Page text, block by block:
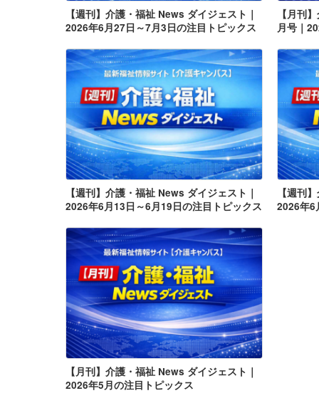
【週刊】介護・福祉 News ダイジェスト｜
2026年6月27日～7月3日の注目トピックス
【月刊
月号｜
【週刊】介護・福祉 News ダイジェスト｜
2026年6月13日～6月19日の注目トピックス
【週刊
2026年6
【月刊】介護・福祉 News ダイジェスト｜
2026年5月の注目トピックス